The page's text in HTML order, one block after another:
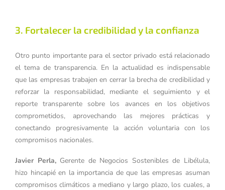
3. Fortalecer la credibilidad y la confianza
Otro punto importante para el sector privado está relacionado
el tema de transparencia. En la actualidad es indispensable
que las empresas trabajen en cerrar la brecha de credibilidad y
reforzar la responsabilidad, mediante el seguimiento y el
reporte transparente sobre los avances en los objetivos
comprometidos, aprovechando las mejores prácticas y
conectando progresivamente la acción voluntaria con los
compromisos nacionales.
Javier Perla, Gerente de Negocios Sostenibles de Libélula,
hizo hincapié en la importancia de que las empresas asuman
compromisos climáticos a mediano y largo plazo, los cuales, a